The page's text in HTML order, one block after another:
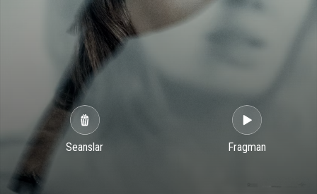
Seanslar Fragman